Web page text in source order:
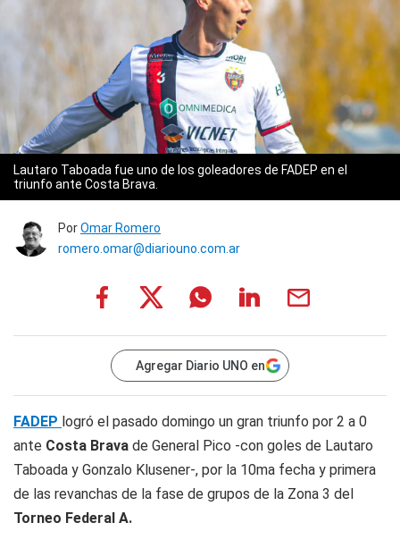
Lautaro Taboada fue uno de los goleadores de FADEP en el
triunfo ante Costa Brava.
PorOmar Romero
romero.omar@diariouno.com.ar
Agregar Diario UNO en
FADEP logró el pasado domingo un gran triunfo por 2 a 0
ante Costa Brava de General Pico -con goles de Lautaro
Taboada y Gonzalo Klusener-, por la 10ma fecha y primera
de las revanchas de la fase de grupos de la Zona 3 del
Torneo Federal A.